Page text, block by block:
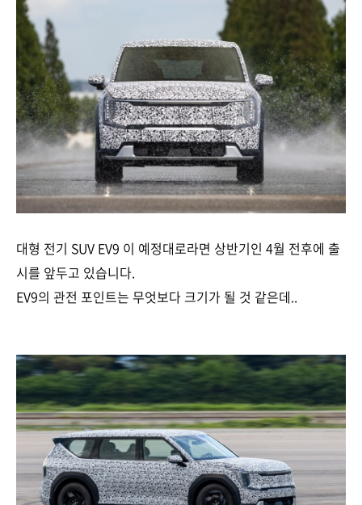
대형 전기 SUV EV9 이 예정대로라면 상반기인 4월 전후에 출
시를 앞두고 있습니다.
EV9의 관전 포인트는 무엇보다 크기가 될 것 같은데..